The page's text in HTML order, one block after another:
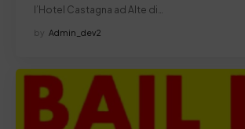
l’Hotel Castagna ad Alte di…
by Admin_dev2